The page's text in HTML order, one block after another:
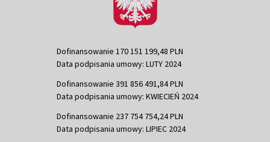
Dofinansowanie 170 151 199,48 PLN
Data podpisania umowy: LUTY 2024
Dofinansowanie 391 856 491,84 PLN
Data podpisania umowy: KWIECIEŃ 2024
Dofinansowanie 237 754 754,24 PLN
Data podpisania umowy: LIPIEC 2024